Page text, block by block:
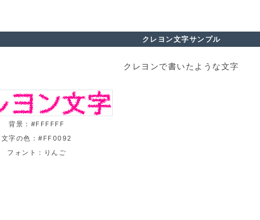
クレヨン文字サンプル
クレヨンで書いたような文字
背景：#FFFFFF
文字の色：#FF0092
フォント：りんご